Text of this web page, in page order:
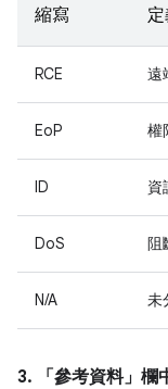
縮寫
RCE 遠
EoP 權
ID 資
DoS 阻
N/A 未
3. 「參考資料」 欄